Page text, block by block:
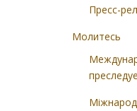
Пресс-
Молитесь